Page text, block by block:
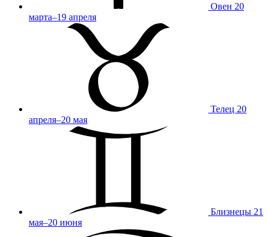
Овен 20
марта–19 апреля
Телец 20
апреля–20 мая
Близнецы 21
мая–20 июня